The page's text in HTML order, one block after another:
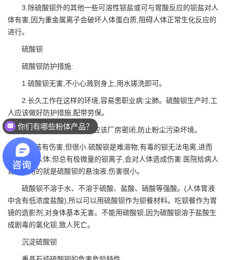
3.除硫酸钡外的其他一些可溶性钡盐或可与胃酸反应的钡盐对人
体有害,因为重金属离子会破坏人体蛋白质,阻碍人体正常生化反应的
进行。
硫酸钡
硫酸钡防护措施:
1.硫酸钡无害,不小心溅到身上,用水搓洗即可。
2.长久工作在这样的环境,容易患职业病:尘肺。硫酸钡生产时,工
人应该做好防护措施,配带劳保。
3.在生产硫酸钡的时候,应该厂房密闭,防止粉尘污染坏境。
4.应该有伤害,但很小.硫酸钡是难溶物,有毒的钡无法电离,进而
较难进入人体,但总有极微量的钡离子,会对人体造成伤害.医院给病人
胃造影用的就是硫酸钡的悬浊液,伤害很小。
硫酸钡不溶于水、不溶于硫酸、盐酸、硝酸等强酸。(人体胃液
中含有低浓度盐酸),所以可以用硫酸钡作为钡餐材料。吃钡餐作为胃
镜的造影剂,对身体基本无害。不能用碳酸钡,因为碳酸钡溶于盐酸生
成剧毒的氯化钡,致人死亡。
沉淀硫酸钡
你们有哪些粉体产品？